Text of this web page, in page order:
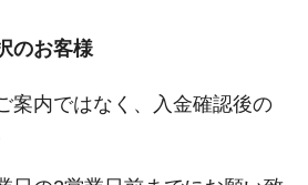
のお客様
案内ではなく、入金確認後の